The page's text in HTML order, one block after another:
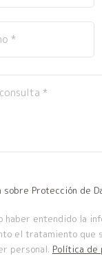
sobre Protección de
haber entendido la
el tratamiento que
personal. Política de